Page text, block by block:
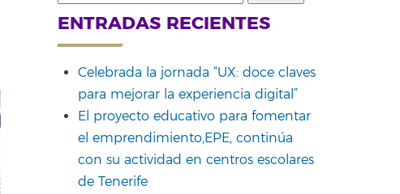
for:
ENTRADAS RECIENTES
Celebrada la jornada “UX: doce claves
para mejorar la experiencia digital”
El proyecto educativo para fomentar
el emprendimiento,EPE, continúa
con su actividad en centros escolares
de Tenerife